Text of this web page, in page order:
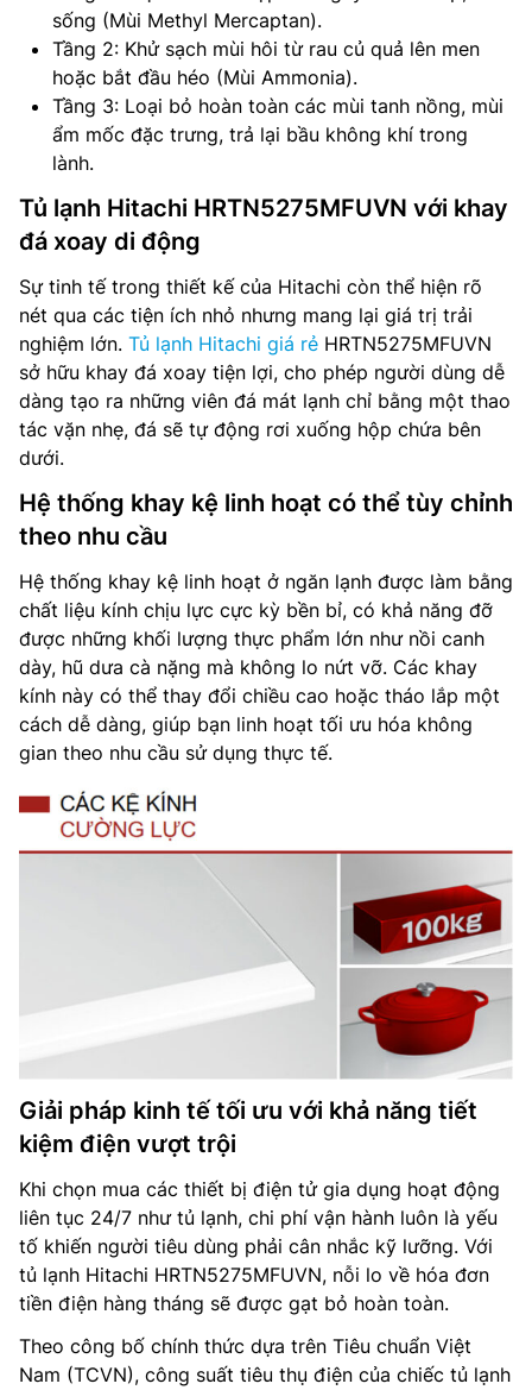
sống (Mùi Methyl Mercaptan).
Tầng 2: Khử sạch mùi hôi từ rau củ quả lên men
hoặc bắt đầu héo (Mùi Ammonia).
Tầng 3: Loại bỏ hoàn toàn các mùi tanh nồng, mùi
ẩm mốc đặc trưng, trả lại bầu không khí trong
lành.
Tủ lạnh Hitachi HRTN5275MFUVN với khay
đá xoay di động
Sự tinh tế trong thiết kế của Hitachi còn thể hiện rõ
nét qua các tiện ích nhỏ nhưng mang lại giá trị trải
nghiệm lớn. Tủ lạnh Hitachi giá rẻ HRTN5275MFUVN
sở hữu khay đá xoay tiện lợi, cho phép người dùng dễ
dàng tạo ra những viên đá mát lạnh chỉ bằng một thao
tác vặn nhẹ, đá sẽ tự động rơi xuống hộp chứa bên
dưới.
Hệ thống khay kệ linh hoạt có thể tùy chỉnh
theo nhu cầu
Hệ thống khay kệ linh hoạt ở ngăn lạnh được làm bằng
chất liệu kính chịu lực cực kỳ bền bỉ, có khả năng đỡ
được những khối lượng thực phẩm lớn như nồi canh
dày, hũ dưa cà nặng mà không lo nứt vỡ. Các khay
kính này có thể thay đổi chiều cao hoặc tháo lắp một
cách dễ dàng, giúp bạn linh hoạt tối ưu hóa không
gian theo nhu cầu sử dụng thực tế.
Giải pháp kinh tế tối ưu với khả năng tiết
kiệm điện vượt trội
Khi chọn mua các thiết bị điện tử gia dụng hoạt động
liên tục 24/7 như tủ lạnh, chi phí vận hành luôn là yếu
tố khiến người tiêu dùng phải cân nhắc kỹ lưỡng. Với
tủ lạnh Hitachi HRTN5275MFUVN, nỗi lo về hóa đơn
tiền điện hàng tháng sẽ được gạt bỏ hoàn toàn.
Theo công bố chính thức dựa trên Tiêu chuẩn Việt
Nam (TCVN), công suất tiêu thụ điện của chiếc tủ lạnh